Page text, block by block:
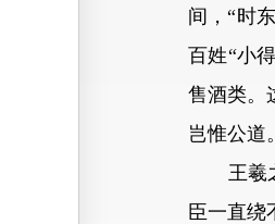
间，“时
百姓“小
售酒类。
岂惟公道
王羲之
臣一直绕